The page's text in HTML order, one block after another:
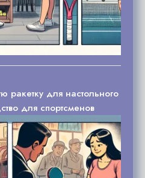
ракетку для настольного
для спортсменов